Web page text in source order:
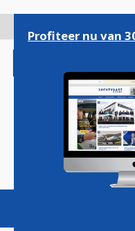
gaan
Magazine
Profiteer nu van